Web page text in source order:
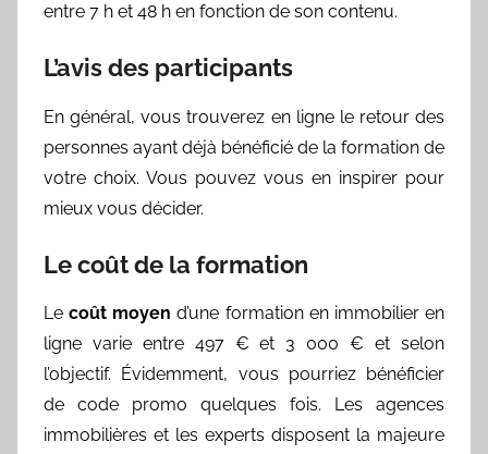
entre 7 h et 48 h en fonction de son contenu.
L’avis des participants
En général, vous trouverez en ligne le retour des
personnes ayant déjà bénéficié de la formation de
votre choix. Vous pouvez vous en inspirer pour
mieux vous décider.
Le coût de la formation
Lecoût moyen d’une formation en immobilier en
ligne varie entre 497 € et 3 000 € et selon
l’objectif. Évidemment, vous pourriez bénéficier
de code promo quelques fois. Les agences
immobilières et les experts disposent la majeure